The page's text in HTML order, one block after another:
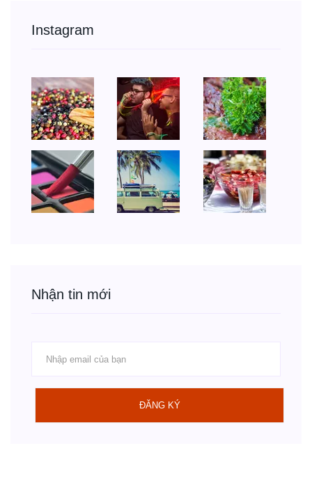
Instagram
Nhận tin mới
ĐĂNG KÝ